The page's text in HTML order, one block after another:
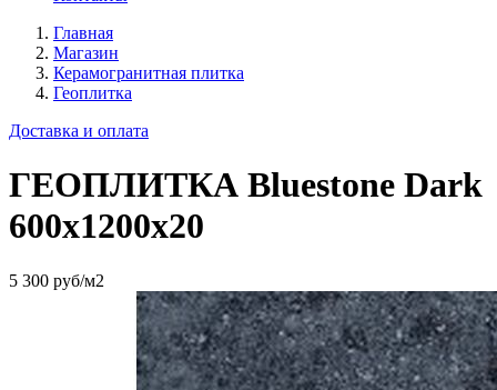
Главная
Магазин
Керамогранитная плитка
Геоплитка
Доставка и оплата
ГЕОПЛИТКА Bluestone Dark
600х1200х20
5 300 руб/м2